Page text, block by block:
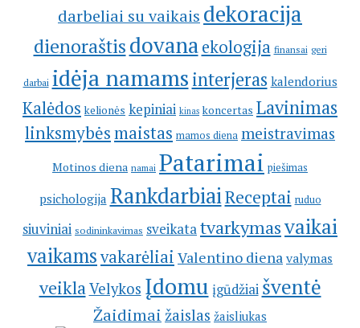
darbeliai su vaikais dekoracija
dienoraštisdovana ekologija finansai geri
darbai idėja namams interjeras kalendorius
Kalėdos kelionės kepiniai kinas koncertas Lavinimas
linksmybėsmaistas mamos diena meistravimas
Motinos diena namai Patarimai piešimas
psichologija RankdarbiaiReceptai ruduo
siuviniai sodininkavimas sveikatatvarkymasvaikai
vaikamsvakarėliai Valentino diena valymas
veikla Velykos Įdomu įgūdžiai šventė
Žaidimai žaislas žaisliukas